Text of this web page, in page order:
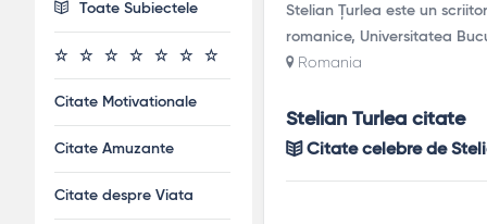
Stelian Țurlea este un
romanice, Universitatea
Romania
Stelian Turlea citate
Citate celebre de
Toate Subiectele
Citate Motivationale
Citate Amuzante
Citate despre Viata